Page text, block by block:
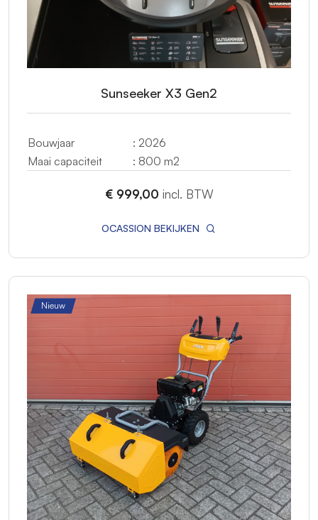
Sunseeker X3 Gen2
Bouwjaar
: 2026
Maai capaciteit
: 800 m2
€ 999,00 incl. BTW
OCASSION BEKIJKEN
Nieuw